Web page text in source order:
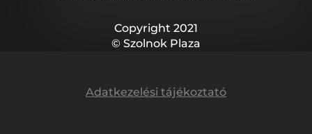
Copyright 2021
© Szolnok Plaza
Adatkezelési tájékoztató